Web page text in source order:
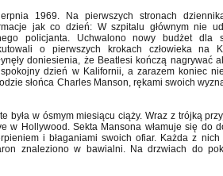
1969. Na pierwszych stronach
jak co dzień: W szpitalu głównym nie
policjanta. Uchwalono nowy budżet dla
o pierwszych krokach człowieka na
doniesienia, że Beatlesi kończą nagrywać
dzień w Kalifornii, a zarazem koniec
słońca Charles Manson, rękami swoich
była w ósmym miesiącu ciąży. Wraz z trójką
w Hollywood. Sekta Mansona włamuje się do
i błaganiami swoich ofiar. Każda z
znaleziono w bawialni. Na drzwiach do